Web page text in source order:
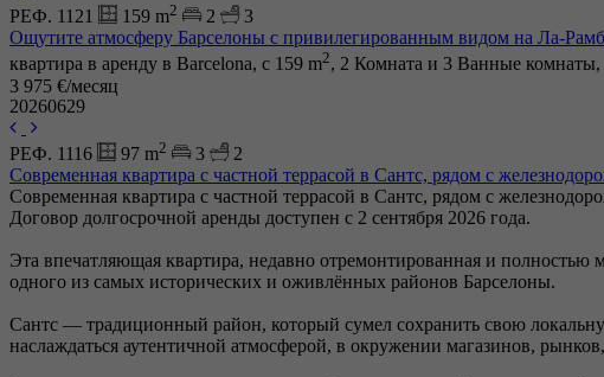
РЕФ. 1121 159 m2 2
3
Ощутите атмосферу Барселоны с привилегированным видом на Ла-
квартира в аренду в Barcelona, с 159 m2, 2 Комната и 3 Ванные
3 975 €/месяц
20260629
РЕФ. 1116 97 m2 3
2
Современная квартира с частной террасой в Сантс, рядом с
Современная квартира с частной террасой в Сантс, рядом с
Договор долгосрочной аренды доступен с 2 сентября 2026 года.
Эта впечатляющая квартира, недавно отремонтированная и полностью
одного из самых исторических и оживлённых районов Барселоны.
Сантс — традиционный район, который сумел сохранить свою
наслаждаться аутентичной атмосферой, в окружении магазинов,